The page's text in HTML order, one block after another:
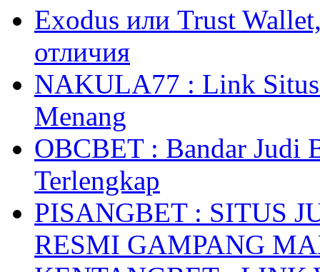
Exodus или Trust
отличия
NAKULA77 : Link Situs
Menang
OBCBET : Bandar Judi
Terlengkap
PISANGBET : SITUS
RESMI GAMPANG